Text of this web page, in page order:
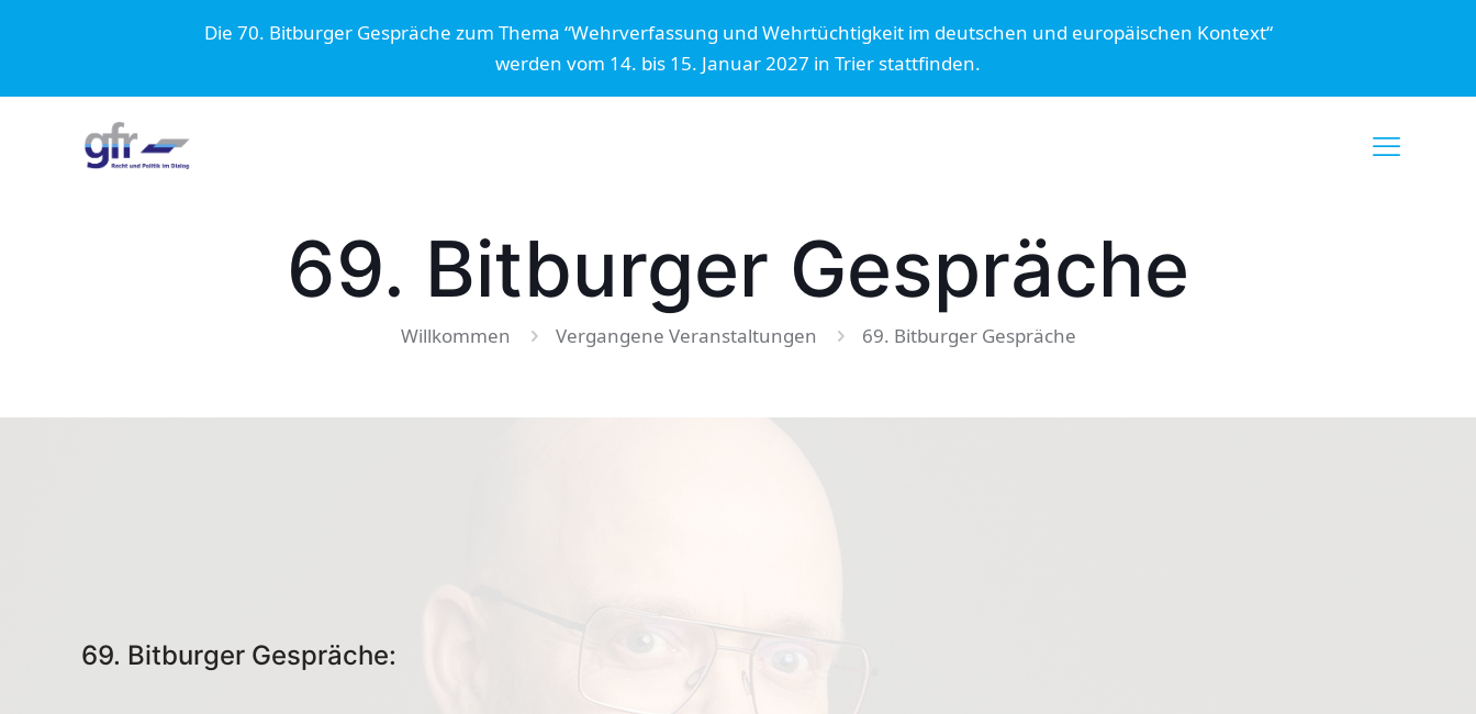
Die 70. Bitburger Gespräche zum Thema “Wehrverfassung und Wehrtüchtigkeit im deutschen und europäischen Kontext“
werden vom 14. bis 15. Januar 2027 in Trier stattfinden.
69. Bitburger Gespräche
Willkommen Vergangene Veranstaltungen 69. Bitburger Gespräche
69. Bitburger Gespräche: